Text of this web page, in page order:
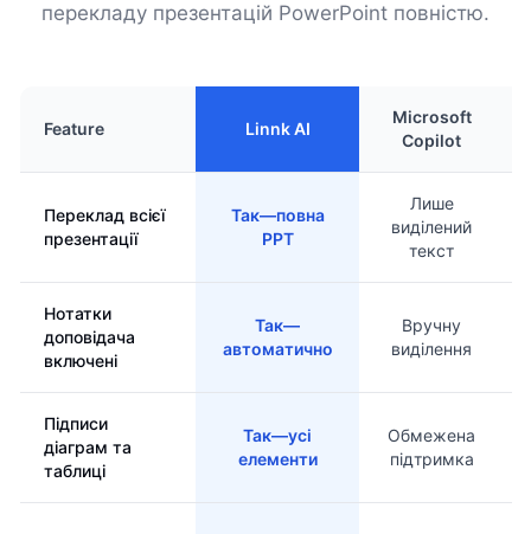
перекладу презентацій PowerPoint повністю.
Feature Linnk AI
Microsoft
Copilot
Переклад всієї
презентації
Так—повна
PPT
Лише
виділений
текст
Нотатки
доповідача
включені
Так—
автоматично
Вручну
виділення
Підписи
діаграм та
таблиці
Так—усі
елементи
Обмежена
підтримка